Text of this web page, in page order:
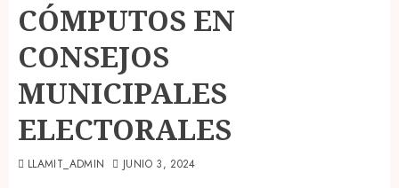
CÓMPUTOS EN
CONSEJOS
MUNICIPALES
ELECTORALES
LLAMIT_ADMIN JUNIO 3, 2024